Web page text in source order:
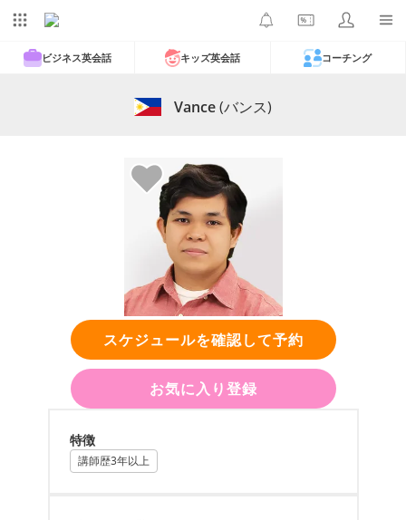
ビジネス英会話 キッズ英会話 コーチング
Vance(バンス)
スケジュールを確認して予約
お気に入り登録
特徴
講師歴3年以上